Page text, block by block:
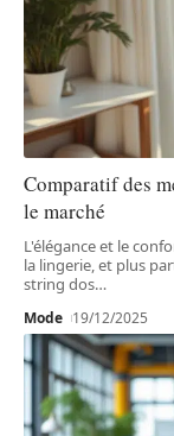
Comparatif des
le marché
L'élégance et le
la lingerie, et plus
string dos…
Mode 19/12/2025